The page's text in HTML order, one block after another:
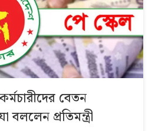
বেতন
বললেন প্রতিমন্ত্রী